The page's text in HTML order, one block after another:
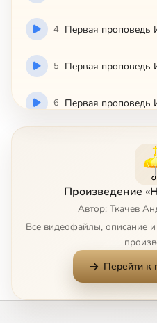
4
5
6
O cвящeннoм ocтaткe
Oб
O зaпoвeди
O cpeбpoлюбии
Произведение
Автор: Ткачев
Все видеофайлы, описание
Перейти к